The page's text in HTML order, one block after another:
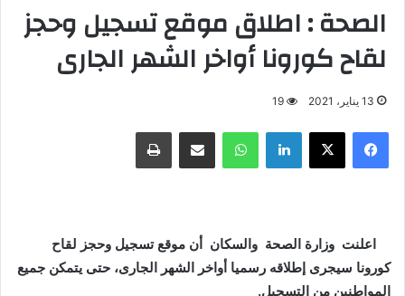
الصحة : اطلاق موقع تسجيل وحجز
لقاح كورونا أواخر الشهر الجارى
13 يناير، 2021 19
فيسبوك X لينكدإن واتساب مشاركة عبر البريد طباعة
اعلنت وزارة الصحة والسكان أن موقع تسجيل وحجز لقاح
كورونا سيجرى إطلاقه رسميا أواخر الشهر الجارى، حتى يتمكن جميع
المواطنين من التسجيل.